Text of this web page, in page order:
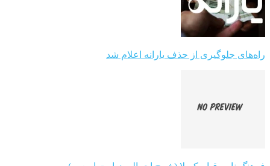
راه‌های جلوگیری از حذف یارانه اعلام شد